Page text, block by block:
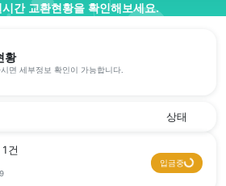
간 교환현황을 확인해보세요.
황
면 세부정보 확인이 가능합니다.
상태
건
입금중